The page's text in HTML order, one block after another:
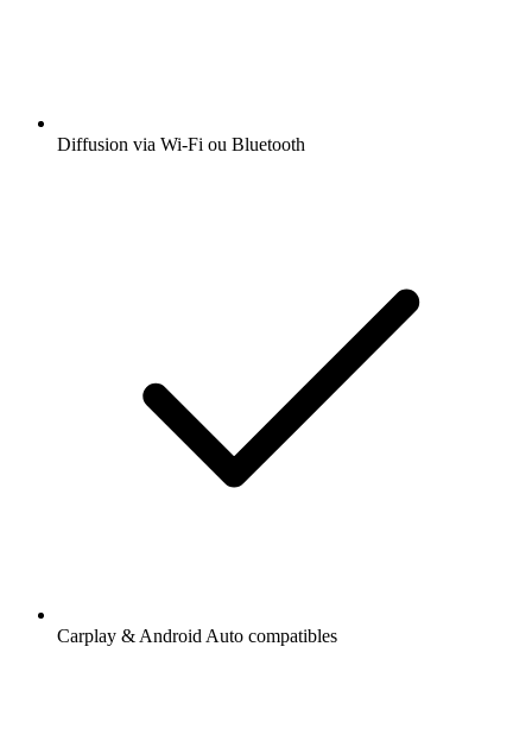
Diffusion via Wi-Fi ou Bluetooth
Carplay & Android Auto compatibles